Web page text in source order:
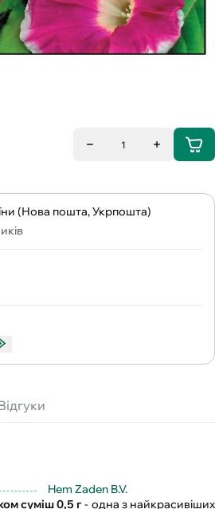
1
(Нова пошта, Укрпошта)
Hem Zaden B.V.
суміш 0,5 г- одна з найкрасивіших